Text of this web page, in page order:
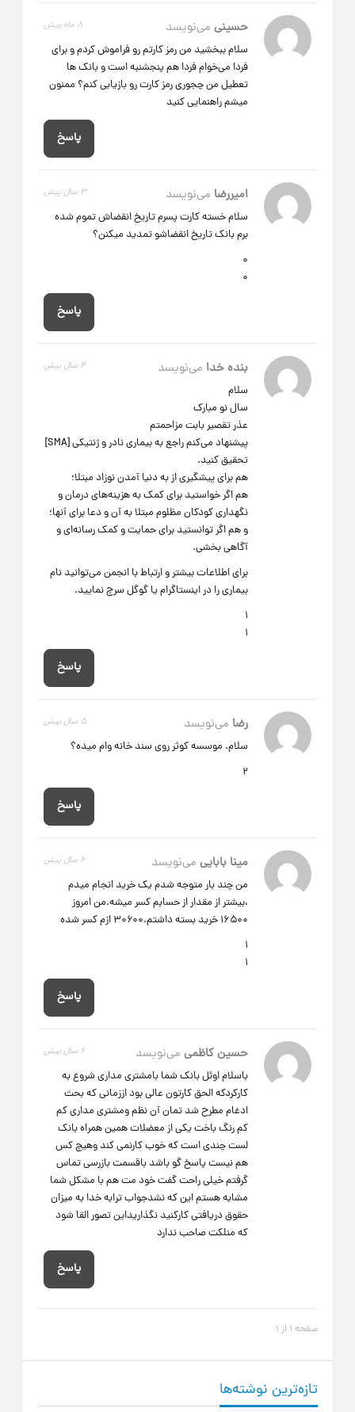
حسینی می‌نویسد 8 ماه پیش
سلام ببخشید من رمز کارتم رو فراموش کردم و برای
فردا می‌خوام فردا هم پنجشنبه است و بانک ها
تعطیل من چجوری رمز کارت رو بازیابی کنم؟ ممنون
میشم راهنمایی کنید
پاسخ
امیررضا می‌نویسد 3 سال پیش
سلام خسته کارت پسرم تاریخ انقضاش تموم شده
برم بانک تاریخ انقضاشو تمدید میکنن؟
0
0
پاسخ
بنده خدا می‌نویسد 4 سال پیش
سلام
سال نو مبارک
عذر تقصیر بابت مزاحمتم
پیشنهاد می‌کنم راجع به بیماری نادر و ژنتیکی [SMA]
تحقیق کنید.
هم برای پیشگیری از به دنیا آمدن نوزاد مبتلا؛
هم اگر خواستید برای کمک به هزینه‌های درمان و
نگهداری کودکان مظلوم مبتلا به آن و دعا برای آنها؛
و هم اگر توانستید برای حمایت و کمک رسانه‌ای و
آگاهی بخشی.
برای اطلاعات بیشتر و ارتباط با انجمن می‌توانید نام
بیماری را در اینستاگرام یا گوگل سرچ نمایید.
1
1
پاسخ
رضا می‌نویسد 5 سال پیش
سلام. موسسه کوثر روی سند خانه وام میده؟
2
پاسخ
مینا بابایی می‌نویسد 6 سال پیش
من چند بار متوجه شدم یک خرید انجام میدم
،بیشتر از مقدار از حسابم کسر میشه.من امروز
۱۶۵۰۰ خرید بسته داشتم.۳۰۶۰۰ ازم کسر شده
1
1
پاسخ
حسین کاظمی می‌نویسد 6 سال پیش
باسلام اوئل بانک شما بامشتری مداری شروع به
کارکردکه الحق کارتون عالی بود اززمانی که بحث
ادغام مطرح شد تمان آن نظم ومشتری مداری کم
کم رنگ باخت یکی از معضلات همین همراه بانک
لست چندی است که خوب کارنمی کند وهیچ کس
هم نیست پاسخ گو باشد باقسمت بازرسی تماس
گرفتم خیلی راحت گفت خود مت هم با مشکل شما
مشابه هستم این که نشدجواب ترابه خدا به میزان
حقوق دریافتی کارکنید نگذاریداین تصور القا شود
که منلکت صاحب ندارد
پاسخ
صفحه 1 از 1
تازه‌ترین نوشته‌ها